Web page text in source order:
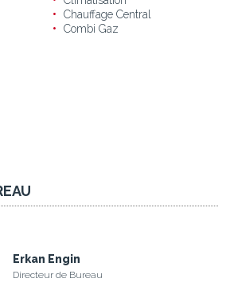
Chauffage Central
Combi Gaz
Erkan Engin
Directeur de Bureau